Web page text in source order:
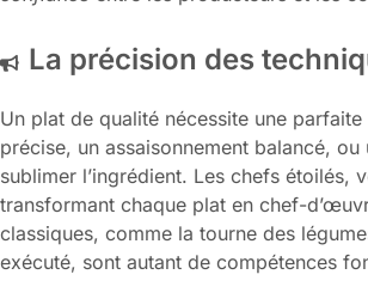
La précision des
Un plat de qualité nécessite une
précise, un assaisonnement balancé,
sublimer l’ingrédient. Les chefs étoilés,
transformant chaque plat en chef-
classiques, comme la tourne des
exécuté, sont autant de compétences